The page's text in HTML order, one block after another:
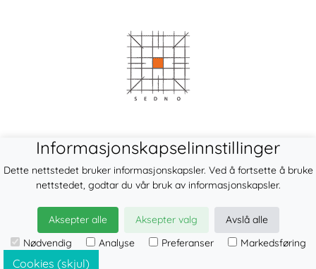
© 2026LennyLamb sp. z o.o. sp.k.
·elastiske bæresjal
Cookies (skjul)
Informasjonskapselinnstillinger
Dette nettstedet bruker informasjonskapsler. Ved å fortsette å bruke
nettstedet, godtar du vår bruk av informasjonskapsler.
Aksepter alle Aksepter valg
Avslå alle
Nødvendig
Analyse Preferanser Markedsføring